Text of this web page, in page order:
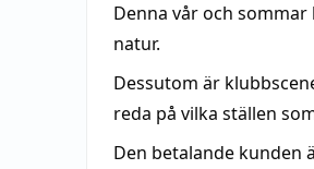
Denna vår och
natur.
Dessutom är
reda på vilka ställen
Den betalande kunden